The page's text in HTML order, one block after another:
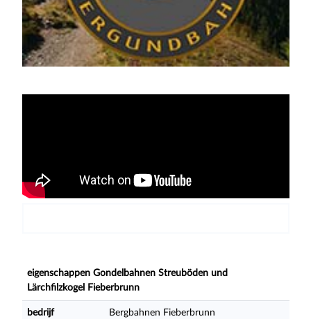
eigenschappen Gondelbahnen Streuböden und
Lärchfilzkogel Fieberbrunn
bedrijf Bergbahnen Fieberbrunn